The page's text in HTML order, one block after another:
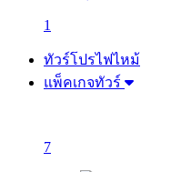
1
ทัวร์โปรไฟไหม้
แพ็คเกจทัวร์
7